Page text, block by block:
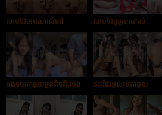
សាប់ដៃអេមណាស់ពៅ
សាប់ដៃស្រួលណាស់
បងចុយកាដួយអូនតិចតិចបង ថតវីដេអូសាប់កាដួយ